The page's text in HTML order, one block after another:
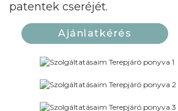
Ajánlatkérés